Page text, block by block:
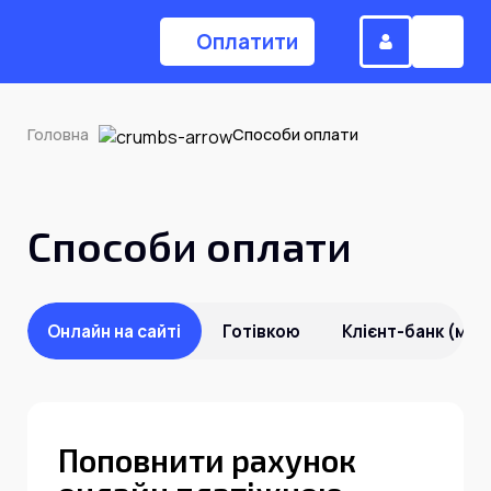
Оплатити
Для дому
Акції
Інтернет
(044) 224-84-34
Замовити дзвінок
Головна Способи оплати
Способи оплати
Онлайн на сайті Готівкою Клієнт-банк
Поповнити рахунок